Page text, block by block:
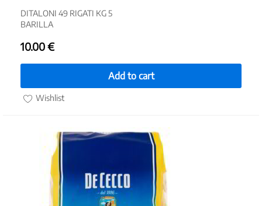
DITALONI 49 RIGATI KG 5
BARILLA
10.00€
Add to cart
Wishlist